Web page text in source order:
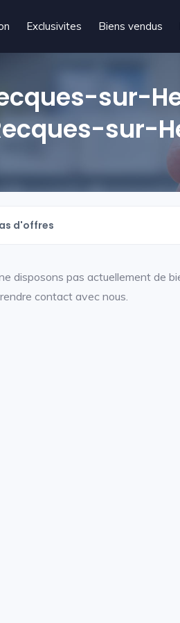
Exclusivites Biens vendus
sur-
sur-
d'offres
disposons pas actuellement de
contact avec nous.